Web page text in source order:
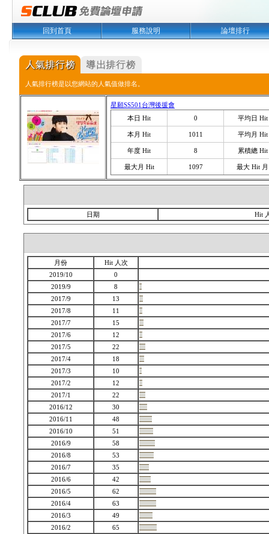
回到首頁 服務說明 論壇排行
人氣排行榜是以您網站的人氣值做排名。
星願SS501台灣後援會
本日 Hit
0 平均日 Hit
本月 Hit 1011 平均月 Hit
年度 Hit 8 累積總 Hit
最大月 Hit 1097 最大 Hit 月
日期 Hit
月份
Hit 人次
2019/10
0
2019/9
8
2017/9
13
2017/8
11
2017/7
15
2017/6
12
2017/5
22
2017/4
18
2017/3
10
2017/2
12
2017/1
22
2016/12
30
2016/11
48
2016/10
51
2016/9
58
2016/8
53
2016/7
35
2016/6
42
2016/5
62
2016/4
63
2016/3
49
2016/2
65